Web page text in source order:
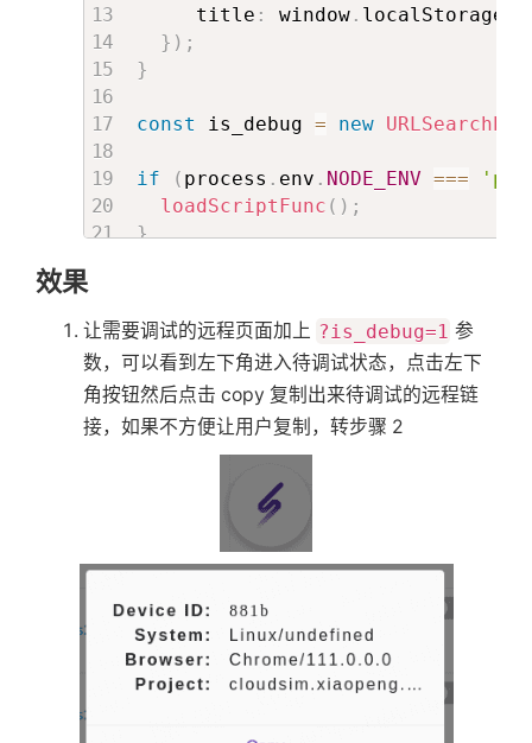
     title
: window . localStorage
} ) ;
}
const is_debug = new
if ( process . env . NODE_ENV ===
loadScriptFunc ( ) ;
}
效果
让需要调试的远程页面加上 ?is_debug=1 参
数，可以看到左下角进入待调试状态，点击左下
角按钮然后点击 copy 复制出来待调试的远程链
接，如果不方便让用户复制，转步骤 2